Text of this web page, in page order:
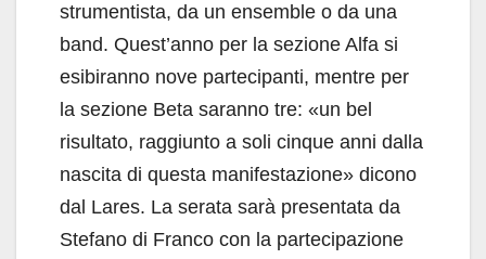
strumentista, da un ensemble o da una
band. Quest’anno per la sezione Alfa si
esibiranno nove partecipanti, mentre per
la sezione Beta saranno tre: «un bel
risultato, raggiunto a soli cinque anni dalla
nascita di questa manifestazione» dicono
dal Lares. La serata sarà presentata da
Stefano di Franco con la partecipazione